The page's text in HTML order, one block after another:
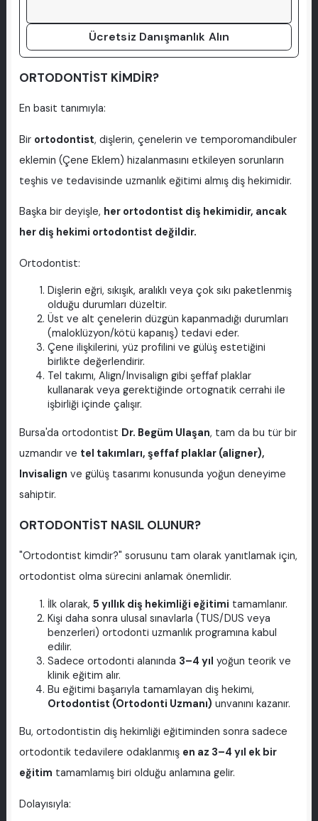
Ücretsiz Danışmanlık Alın
ORTODONTİST KİMDİR?
En basit tanımıyla:
Bir ortodontist, dişlerin, çenelerin ve temporomandibuler
eklemin (Çene Eklem) hizalanmasını etkileyen sorunların
teşhis ve tedavisinde uzmanlık eğitimi almış diş hekimidir.
Başka bir deyişle, her ortodontist diş hekimidir, ancak
her diş hekimi ortodontist değildir.
Ortodontist:
Dişlerin eğri, sıkışık, aralıklı veya çok sıkı paketlenmiş
olduğu durumları düzeltir.
Üst ve alt çenelerin düzgün kapanmadığı durumları
(maloklüzyon/kötü kapanış) tedavi eder.
Çene ilişkilerini, yüz profilini ve gülüş estetiğini
birlikte değerlendirir.
Tel takımı, Align/Invisalign gibi şeffaf plaklar
kullanarak veya gerektiğinde ortognatik cerrahi ile
işbirliği içinde çalışır.
Bursa'da ortodontist Dr. Begüm Ulaşan, tam da bu tür bir
uzmandır ve tel takımları, şeffaf plaklar (aligner),
Invisalign ve gülüş tasarımı konusunda yoğun deneyime
sahiptir.
ORTODONTİST NASIL OLUNUR?
"Ortodontist kimdir?" sorusunu tam olarak yanıtlamak için,
ortodontist olma sürecini anlamak önemlidir.
İlk olarak, 5 yıllık diş hekimliği eğitimi tamamlanır.
Kişi daha sonra ulusal sınavlarla (TUS/DUS veya
benzerleri) ortodonti uzmanlık programına kabul
edilir.
Sadece ortodonti alanında 3–4 yıl yoğun teorik ve
klinik eğitim alır.
Bu eğitimi başarıyla tamamlayan diş hekimi,
Ortodontist (Ortodonti Uzmanı) unvanını kazanır.
Bu, ortodontistin diş hekimliği eğitiminden sonra sadece
ortodontik tedavilere odaklanmış en az 3–4 yıl ek bir
eğitim tamamlamış biri olduğu anlamına gelir.
Dolayısıyla: